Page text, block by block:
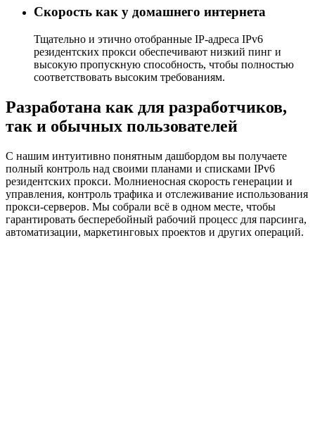
Скорость как у домашнего интернета
Тщательно и этично отобранные IP-адреса IPv6
резидентских прокси обеспечивают низкий пинг и
высокую пропускную способность, чтобы полностью
соответствовать высоким требованиям.
Разработана как для разработчиков,
так и обычных пользователей
С нашим интуитивно понятным дашбордом вы получаете
полный контроль над своими планами и списками IPv6
резидентских прокси. Молниеносная скорость генерации и
управления, контроль трафика и отслеживание использования
прокси-серверов. Мы собрали всё в одном месте, чтобы
гарантировать бесперебойный рабочий процесс для парсинга,
автоматизации, маркетинговых проектов и других операций.